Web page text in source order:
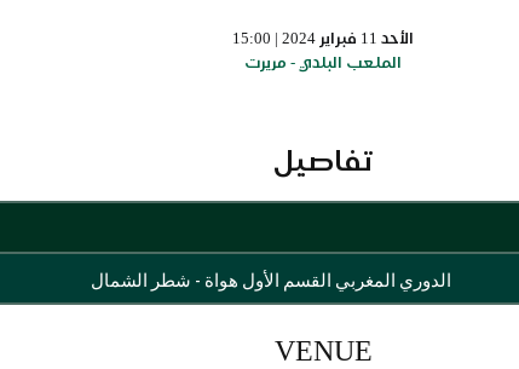
الأحد 11 فبراير 2024 | 15:00
الملعب البلدي - مريرت
تفاصيل
الدوري المغربي القسم الأول هواة - شطر الشمال
VENUE